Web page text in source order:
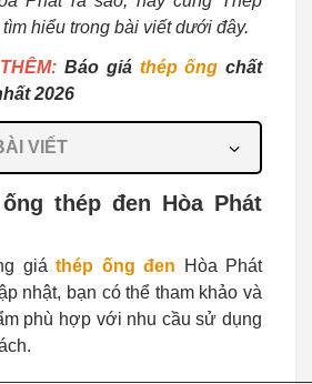
hiểu trong bài viết dưới đây.
Báo giá thép ống chất
2026
VIẾT
thép đen Hòa Phát
giáthép ống đen Hòa Phát
nhật, bạn có thể tham khảo và
phù hợp với nhu cầu sử dụng